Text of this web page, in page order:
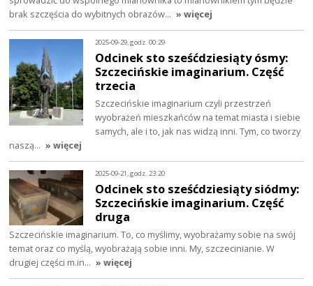
brak szczęścia do wybitnych obrazów… » więcej
2025-09-29, godz. 00:29
Odcinek sto sześćdziesiąty ósmy:
Szczecińskie imaginarium. Część
trzecia
Szczecińskie imaginarium czyli przestrzeń
wyobrażeń mieszkańców na temat miasta i siebie
samych, ale i to, jak nas widzą inni. Tym, co tworzy
naszą… » więcej
2025-09-21, godz. 23:20
Odcinek sto sześćdziesiąty siódmy:
Szczecińskie imaginarium. Część
druga
Szczecińskie imaginarium. To, co myślimy, wyobrażamy sobie na swój
temat oraz co myślą, wyobrażają sobie inni. My, szczecinianie. W
drugiej części m.in… » więcej